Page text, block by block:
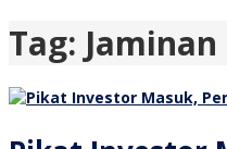
Tag: